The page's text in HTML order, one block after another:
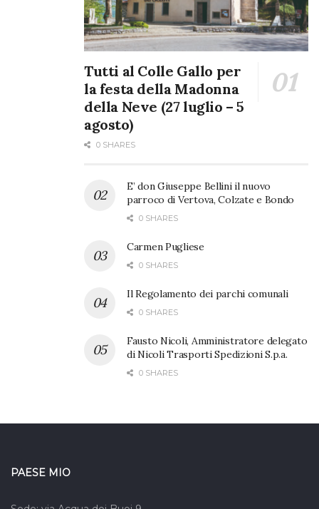
Tutti al Colle Gallo per
la festa della Madonna
della Neve (27 luglio – 5
agosto)
0 SHARES
E’ don Giuseppe Bellini il nuovo
parroco di Vertova, Colzate e Bondo
0 SHARES
Carmen Pugliese
0 SHARES
Il Regolamento dei parchi comunali
0 SHARES
Fausto Nicoli, Amministratore delegato
di Nicoli Trasporti Spedizioni S.p.a.
0 SHARES
PAESE MIO